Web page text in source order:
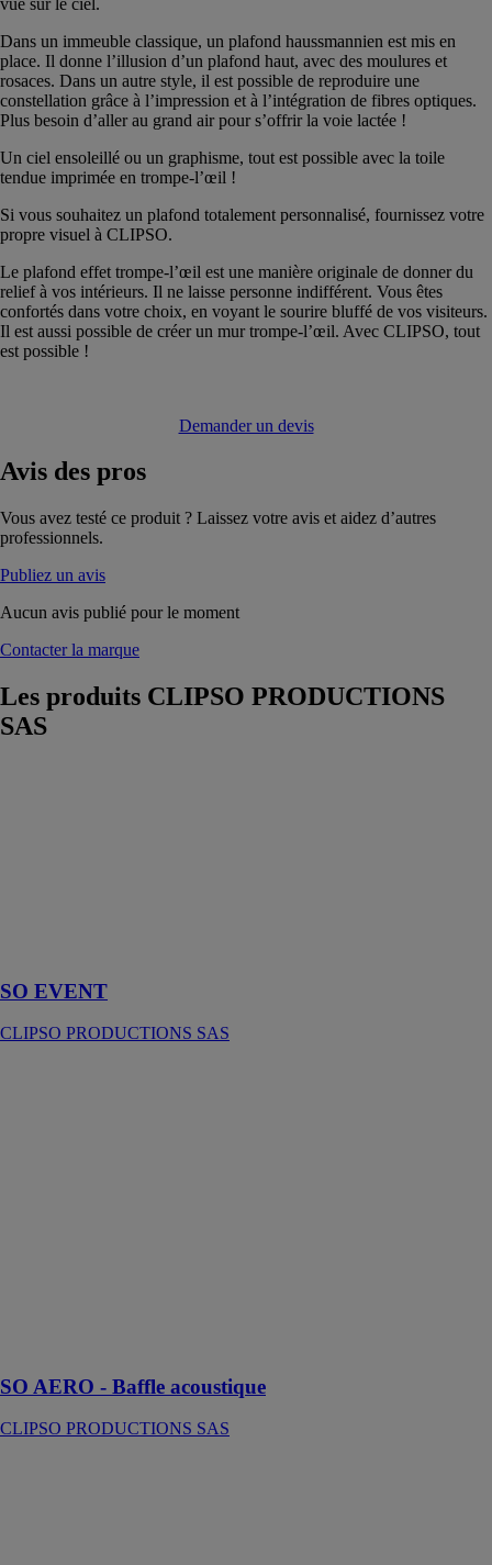
Dans un immeuble classique, un plafond haussmannien est mis en
place. Il donne l’illusion d’un plafond haut, avec des moulures et
rosaces. Dans un autre style, il est possible de reproduire une
constellation grâce à l’impression et à l’intégration de fibres optiques.
Plus besoin d’aller au grand air pour s’offrir la voie lactée !
Un ciel ensoleillé ou un graphisme, tout est possible avec la toile
tendue imprimée en trompe-l’œil !
Si vous souhaitez un plafond totalement personnalisé, fournissez votre
propre visuel à CLIPSO.
Le plafond effet trompe-l’œil est une manière originale de donner du
relief à vos intérieurs. Il ne laisse personne indifférent. Vous êtes
confortés dans votre choix, en voyant le sourire bluffé de vos visiteurs.
Il est aussi possible de créer un mur trompe-l’œil. Avec CLIPSO, tout
est possible !
Demander un devis
Avis des pros
Vous avez testé ce produit ? Laissez votre avis et aidez d’autres
professionnels.
Publiez un avis
Aucun avis publié pour le moment
Contacter la marque
Les produits CLIPSO PRODUCTIONS
SAS
SO EVENT
CLIPSO PRODUCTIONS SAS
SO AERO - Baffle acoustique
CLIPSO PRODUCTIONS SAS